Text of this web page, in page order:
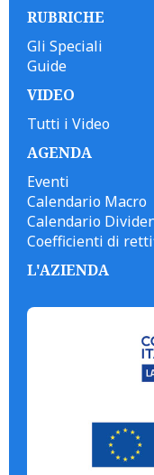
RUBRICHE
Gli Speciali
Guide
VIDEO
Tutti i Video
AGENDA
Eventi
Calendario Macro
Calendario
Coefficienti di
L'AZIENDA